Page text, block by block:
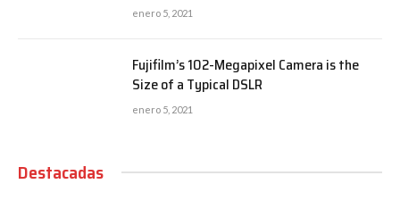
enero 5, 2021
Fujifilm’s 102-Megapixel Camera is the
Size of a Typical DSLR
enero 5, 2021
Destacadas